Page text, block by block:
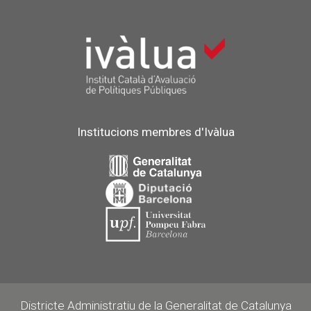
Institucions membres d'Ivàlua
Districte Administratiu de la Generalitat de Catalunya